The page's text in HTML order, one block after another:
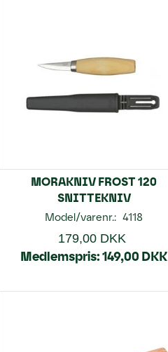
MORAKNIV FROST 120
SNITTEKNIV
Model/varenr.: 4118
179,00 DKK
Medlemspris:149,00 DKK